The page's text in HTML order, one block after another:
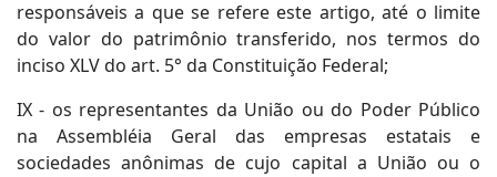
responsáveis a que se refere este artigo, até o limite
do valor do patrimônio transferido, nos termos do
inciso XLV do art. 5° da Constituição Federal;
IX - os representantes da União ou do Poder Público
na Assembléia Geral das empresas estatais e
sociedades anônimas de cujo capital a União ou o